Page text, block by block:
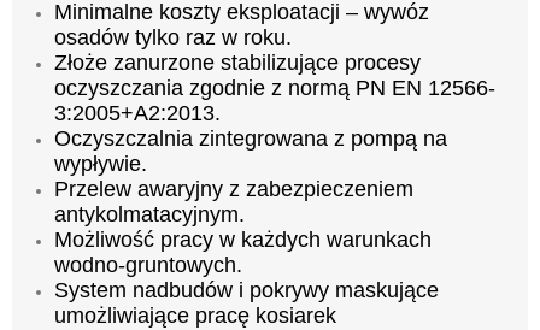
Minimalne koszty eksploatacji – wywóz
osadów tylko raz w roku.
Złoże zanurzone stabilizujące procesy
oczyszczania zgodnie z normą PN EN 12566-
3:2005+A2:2013.
Oczyszczalnia zintegrowana z pompą na
wypływie.
Przelew awaryjny z zabezpieczeniem
antykolmatacyjnym.
Możliwość pracy w każdych warunkach
wodno-gruntowych.
System nadbudów i pokrywy maskujące
umożliwiające pracę kosiarek